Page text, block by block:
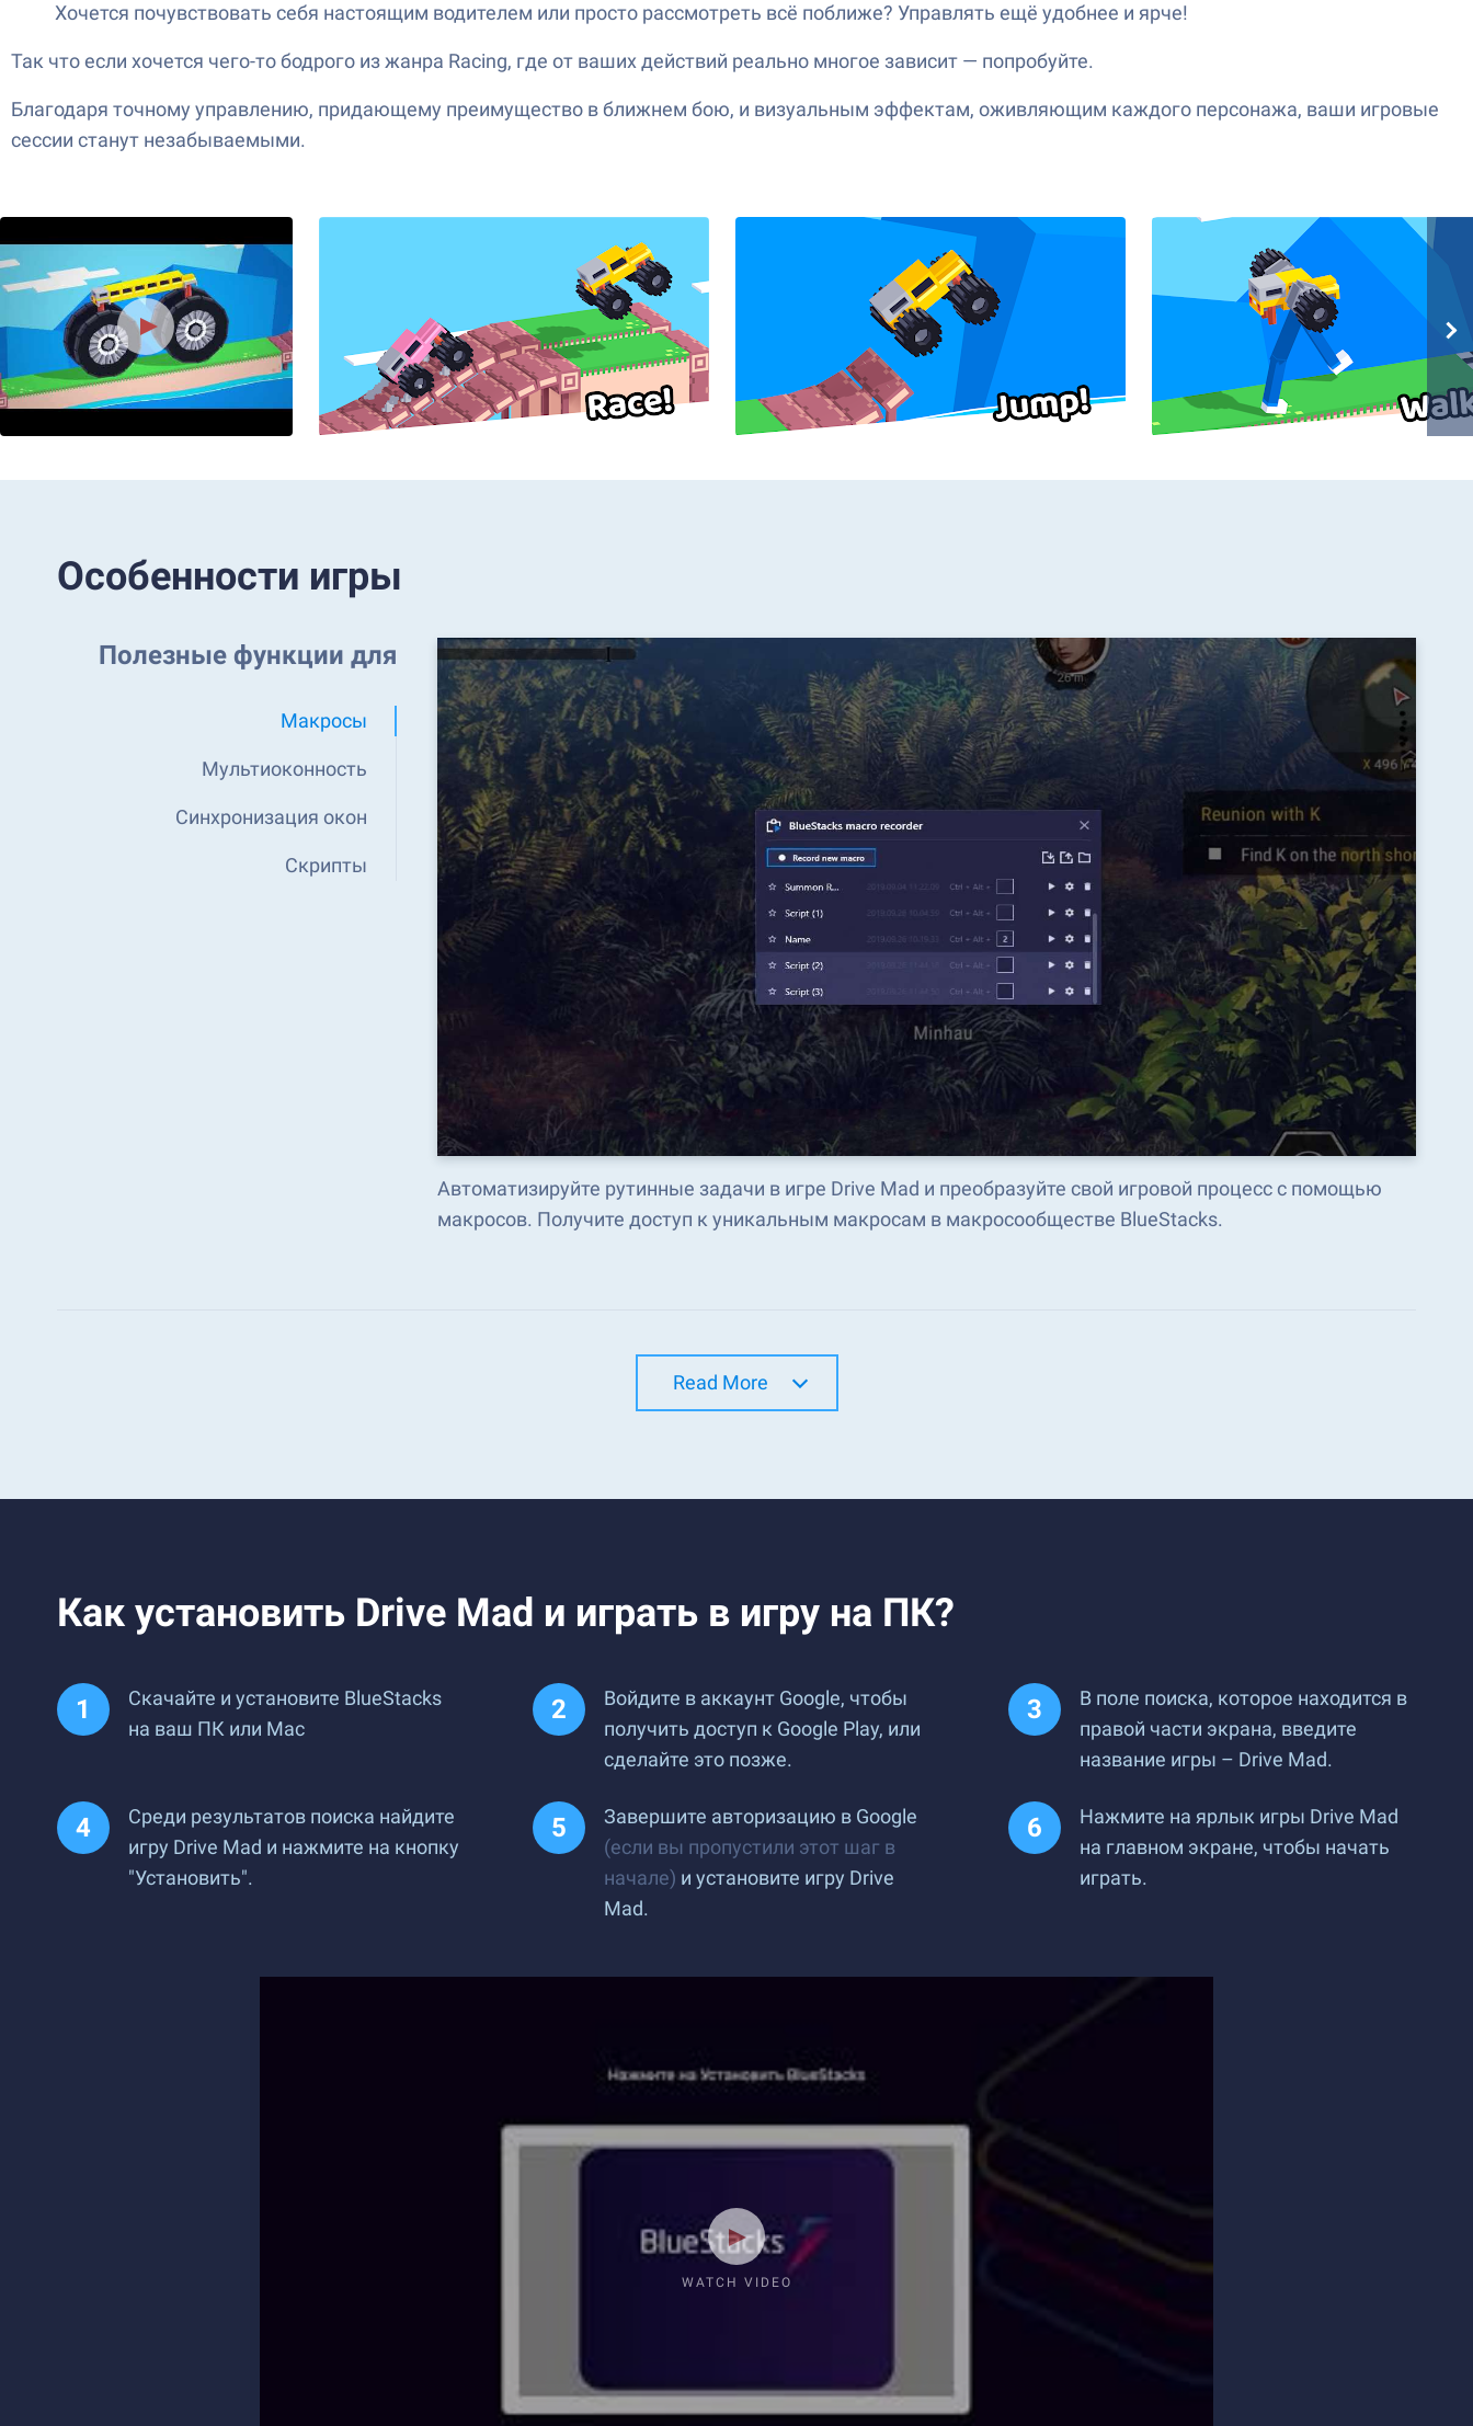
Хочется почувствовать себя настоящим водителем или просто рассмотреть всё поближе? Управлять ещё удобнее и ярче!
Так что если хочется чего-то бодрого из жанра Racing, где от ваших действий реально многое зависит — попробуйте.
Благодаря точному управлению, придающему преимущество в ближнем бою, и визуальным эффектам, оживляющим каждого персонажа, ваши игровые
сессии станут незабываемыми.
Особенности игры
Полезные функции для
Макросы
Мультиоконность
Синхронизация окон
Скрипты
Автоматизируйте рутинные задачи в игре Drive Mad и преобразуйте свой игровой процесс с помощью
макросов. Получите доступ к уникальным макросам в макросообществе BlueStacks.
Read More
Как установить Drive Mad и играть в игру на ПК?
Скачайте и установите BlueStacks
на ваш ПК или Mac
Войдите в аккаунт Google, чтобы
получить доступ к Google Play, или
сделайте это позже.
В поле поиска, которое находится в
правой части экрана, введите
название игры – Drive Mad.
Среди результатов поиска найдите
игру Drive Mad и нажмите на кнопку
"Установить".
Завершите авторизацию в Google
(если вы пропустили этот шаг в
начале) и установите игру Drive
Mad.
Нажмите на ярлык игры Drive Mad
на главном экране, чтобы начать
играть.
WATCH VIDEO